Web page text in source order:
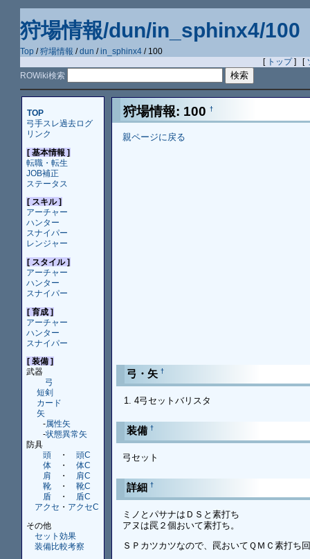
狩場情報/dun/in_sphinx4/100
Top /狩場情報 /dun /in_sphinx4 / 100
[ トップ] [
ROWiki検索
TOP
弓手スレ過去ログ
リンク
[ 基本情報 ]
転職・転生
JOB補正
ステータス
[ スキル ]
アーチャー
ハンター
スナイパー
レンジャー
[ スタイル ]
アーチャー
ハンター
スナイパー
[ 育成 ]
アーチャー
ハンター
スナイパー
[ 装備 ]
武器
弓
短剣
カード
矢
-属性矢
-状態異常矢
防具
頭
・
頭C
体
・
体C
肩
・
肩C
靴
・
靴C
盾
・
盾C
アクセ ・ アクセC
その他
セット効果
装備比較考察
狩場情報: 100 †
親ページに戻る
弓・矢 †
4弓セットバリスタ
装備 †
弓セット
詳細 †
ミノとパサナはＤＳと素打ち
アヌは罠２個おいて素打ち。
ＳＰカツカツなので、罠おいてＱＭＣ素打ち